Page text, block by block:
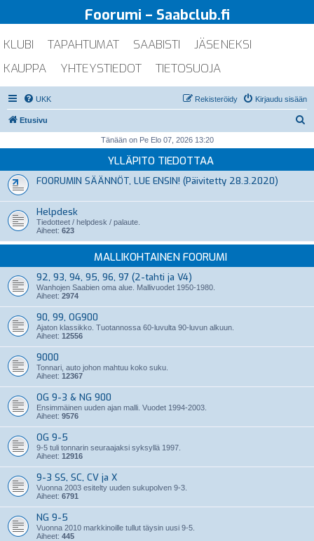
Foorumi – Saabclub.fi
KLUBI TAPAHTUMAT SAABISTI
JÄSENEKSI
KAUPPA
YHTEYSTIEDOT TIETOSUOJA
UKK Kirjaudu sisään
Rekisteröidy
Etusivu
i
Tänään on Pe Elo 07, 2026 13:20
YLLÄPITO TIEDOTTAA
FOORUMIN SÄÄNNÖT, LUE ENSIN! (Päivitetty 28.3.2020)
Helpdesk
Tiedotteet / helpdesk / palaute.
Aiheet: 623
MALLIKOHTAINEN FOORUMI
92, 93, 94, 95, 96, 97 (2-tahti ja V4)
Wanhojen Saabien oma alue. Mallivuodet 1950-1980.
Aiheet: 2974
90, 99, OG900
Ajaton klassikko. Tuotannossa 60-luvulta 90-luvun alkuun.
Aiheet: 12556
9000
Tonnari, auto johon mahtuu koko suku.
Aiheet: 12367
OG 9-3 & NG 900
Ensimmäinen uuden ajan malli. Vuodet 1994-2003.
Aiheet: 9576
OG 9-5
9-5 tuli tonnarin seuraajaksi syksyllä 1997.
Aiheet: 12916
9-3 SS, SC, CV ja X
Vuonna 2003 esitelty uuden sukupolven 9-3.
Aiheet: 6791
NG 9-5
Vuonna 2010 markkinoille tullut täysin uusi 9-5.
Aiheet: 445